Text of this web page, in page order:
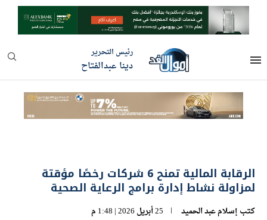
رئيس التحرير
دينا عبدالفتاح
الرقابة المالية تمنح 6 شركات رخصًا مؤقتة
لمزاولة نشاط إدارة برامج الرعاية الصحية
كتب إسلام عبد الحميد 25 أبريل 2026 | 1:48 م